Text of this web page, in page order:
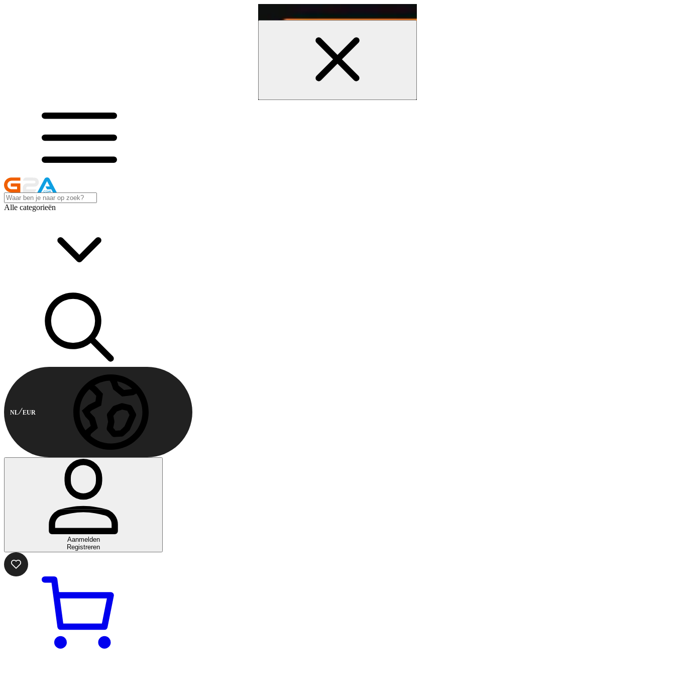
Alle categorieën
NL EUR
Aanmelden
Registreren